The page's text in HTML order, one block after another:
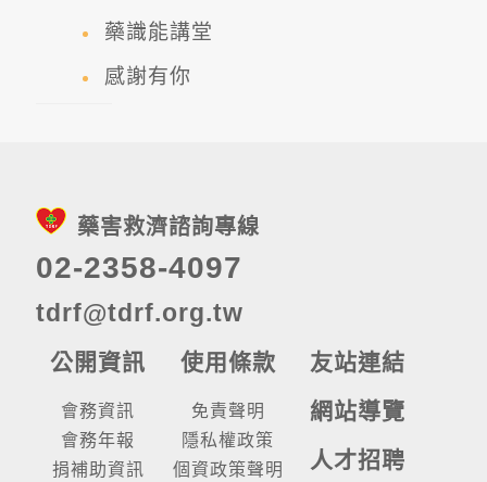
藥識能講堂
感謝有你
藥害救濟諮詢專線
02-2358-4097
tdrf@tdrf.org.tw
公開資訊
會務資訊
會務年報
捐補助資訊
使用條款
免責聲明
隱私權政策
個資政策聲明
友站連結
網站導覽
人才招聘